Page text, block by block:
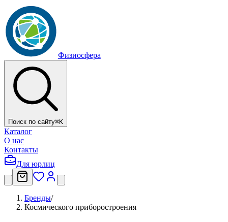
Физиосфера
Поиск по сайту⌘K
Каталог
О нас
Контакты
Для юрлиц
Бренды/
Космического приборостроения